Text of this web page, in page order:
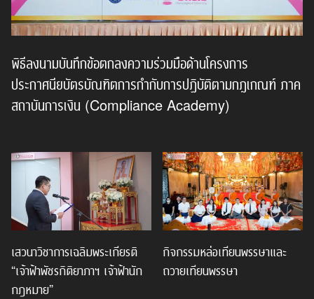
พิธีลงนามบันทึกข้อตกลงความร่วมมือด้านโครงการ
ประกาศนียบัตรบัณฑิตการกำกับการปฏิบัติตามกฎเกณฑ์ ภาค
สถาบันการเงิน (Compliance Academy)
เสวนาวิชาการเฉลิมพระเกียรติ
“เจ้าฟ้าพัชรกิติยาภาฯ เจ้าฟ้านัก
กฎหมาย”
กิจกรรมหล่อเทียนพรรษาและ
ถวายเทียนพรรษา